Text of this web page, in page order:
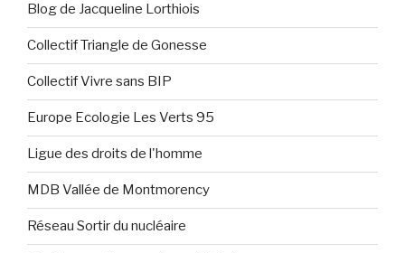
Blog de Jacqueline Lorthiois
Collectif Triangle de Gonesse
Collectif Vivre sans BIP
Europe Ecologie Les Verts 95
Ligue des droits de l'homme
MDB Vallée de Montmorency
Réseau Sortir du nucléaire